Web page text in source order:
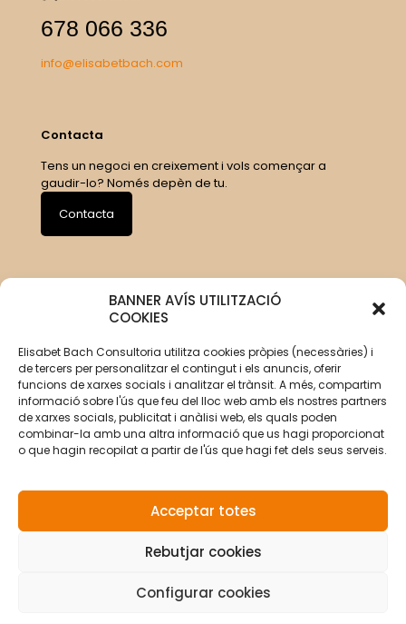
BANNER AVÍS UTILITZACIÓ
COOKIES
Elisabet Bach Consultoria utilitza cookies pròpies (necessàries) i
de tercers per personalitzar el contingut i els anuncis, oferir
funcions de xarxes socials i analitzar el trànsit. A més, compartim
informació sobre l'ús que feu del lloc web amb els nostres partners
de xarxes socials, publicitat i anàlisi web, els quals poden
combinar-la amb una altra informació que us hagi proporcionat
o que hagin recopilat a partir de l'ús que hagi fet dels seus serveis.
Acceptar totes
Rebutjar cookies
Configurar cookies
678 066 336
info@elisabetbach.com
Contacta
Tens un negoci en creixement i vols començar a
gaudir-lo? Només depèn de tu.
Contacta
© Copyright 2026 Elisabet Bach Oller por
privacidad redes sociales|Política de cookies